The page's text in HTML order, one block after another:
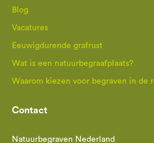
Blog
Vacatures
Eeuwigdurende grafrust
Wat is een natuurbegraafplaats?
Waarom kiezen voor begraven in de
Contact
Natuurbegraven Nederland